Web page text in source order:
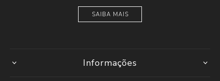
SAIBA MAIS
Informações